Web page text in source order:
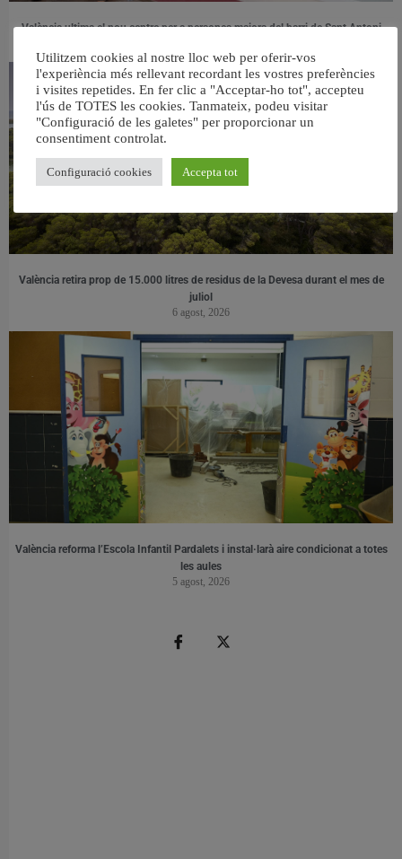
València ultima el nou centre per a persones majors del barri de Sant Antoni
València retira prop de 15.000 litres de residus de la Devesa durant el mes de
juliol
6 agost, 2026
València reforma l’Escola Infantil Pardalets i instal·larà aire condicionat a totes
les aules
5 agost, 2026
Utilitzem cookies al nostre lloc web per oferir-vos
l'experiència més rellevant recordant les vostres preferències
i visites repetides. En fer clic a "Acceptar-ho tot", accepteu
l'ús de TOTES les cookies. Tanmateix, podeu visitar
"Configuració de les galetes" per proporcionar un
consentiment controlat.
Configuració cookies Accepta tot